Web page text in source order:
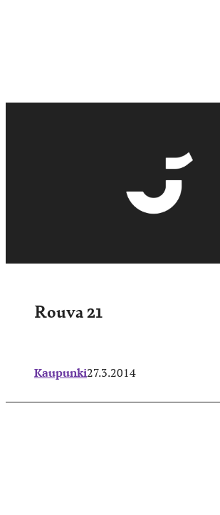
Rouva 21
Kaupunki27.3.2014